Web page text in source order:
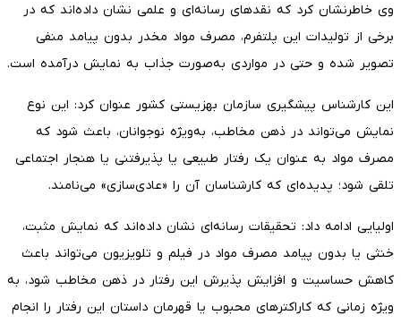
وی خاطرنشان کرد که نقدهای رسانه‌ای و علمی نشان داده‌اند که در
برخی از تولیدات این پلتفرم، مصرف مواد مخدر بدون پیامد منفی
تصویر شده و حتی در مواردی به‌صورت جذاب به نمایش درآمده است.
این کارشناس پیشگیری سازمان بهزیستی کشور عنوان کرد: این نوع
نمایش می‌تواند در ذهن مخاطب، به‌ویژه نوجوانان، باعث شود که
مصرف مواد به عنوان یک رفتار طبیعی یا پذیرفتنی یا هنجار اجتماعی
تلقی شود؛ پدیده‌ای که کارشناسان آن را «عادی‌سازی» می‌نامند.
اولیایی ادامه داد: تحقیقات رسانه‌ای نشان داده‌اند که نمایش مثبت،
خنثی یا بدون پیامد مصرف مواد در فیلم و تلویزیون می‌تواند باعث
کاهش حساسیت و افزایش پذیرش این رفتار در ذهن مخاطب شود، به
ویژه زمانی که کاراکترهای محبوب یا قهرمان داستان این رفتار را انجام